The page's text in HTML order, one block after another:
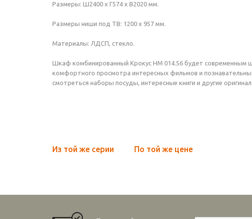
Размеры: Ш2400 х Г574 х В2020 мм.
Размеры ниши под ТВ: 1200 х 957 мм.
Материалы: ЛДСП, стекло.
Шкаф комбинированный Крокус НМ 014.56 будет современным
комфортного просмотра интересных фильмов и
смотреться наборы посуды, интересные книги и другие
Из той же серии По той же цене